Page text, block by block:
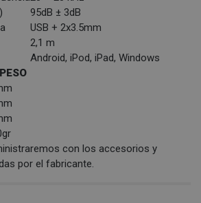
95dB ± 3dB
USB + 2x3.5mm
2,1 m
Android, iPod, iPad, Windows
con los accesorios y
por el fabricante.